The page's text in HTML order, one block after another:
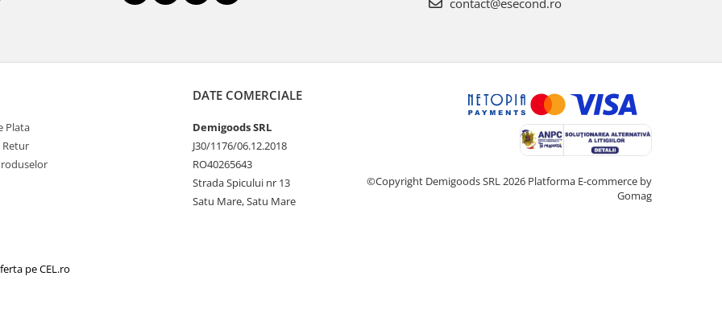
Plata
Retur
DATE COMERCIALE
Demigoods SRL
J30/1176/06.12.2018
RO40265643
Strada Spicului nr 13
Satu Mare, Satu Mare
©Copyright Demigoods SRL 2026 Platforma E-commerce by
Gomag
pe CEL.ro